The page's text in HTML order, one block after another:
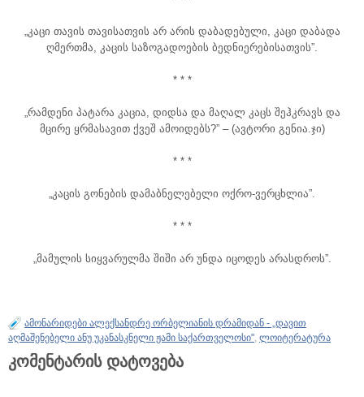
„კაცი თავის თავისათვის არ არის დაბადებული, კაცი დაბადა
ღმერთმა, კაცის საზოგადოების ბედნიერებისათვის”.
* * *
„რამდენი პატარა კაცია, დიდსა და მაღალ კაცს შეჰკრავს და
მცირე ყრმასავით ქვეშ ამოიდებს?” – (ავტორი გენია.ჯი)
* * *
„კაცის გონების დამაბნელებელი ოქრო-ვერცხლია”.
* * *
„მამულის სიყვარულმა შიში არ უნდა იცოდეს არასდროს”.
ამონარიდები ალექსანდრე ორბელიანის დრამიდან - „დავით
აღმაშენებელი ანუ უკანასკნელი ჟამი საქართველოსი", ლოიტერატურა
კომენტარის დატოვება